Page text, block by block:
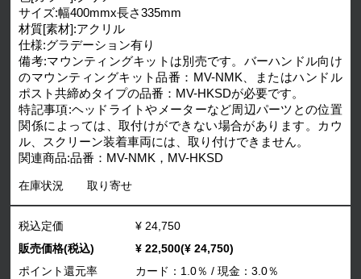
サイズ:幅400mmx長さ335mm
材質[素材]:アクリル
仕様:グラデーション有り
備考:マウンティングキットは別売です。バーハンドル向け
のマウンティングキット品番：MV-NMK、またはハンドル
ポスト共締めタイプの品番：MV-HKSDが必要です。
特記事項:ヘッドライトやメーターなど周辺パーツとの位置
関係によっては、取付けができない場合があります。カウ
ル、スクリーン装着車両には、取り付けできません。
関連商品:品番：MV-NMK，MV-HKSD
在庫状況 取り寄せ
税込定価
¥ 24,750
販売価格(税込)
¥ 22,500(¥ 24,750)
ポイント還元率
カード：1.0％ / 現金：3.0％